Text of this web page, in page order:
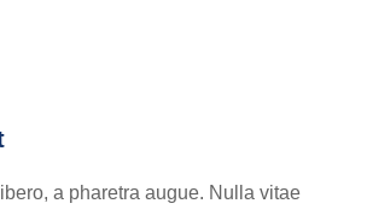
a pharetra augue. Nulla vitae